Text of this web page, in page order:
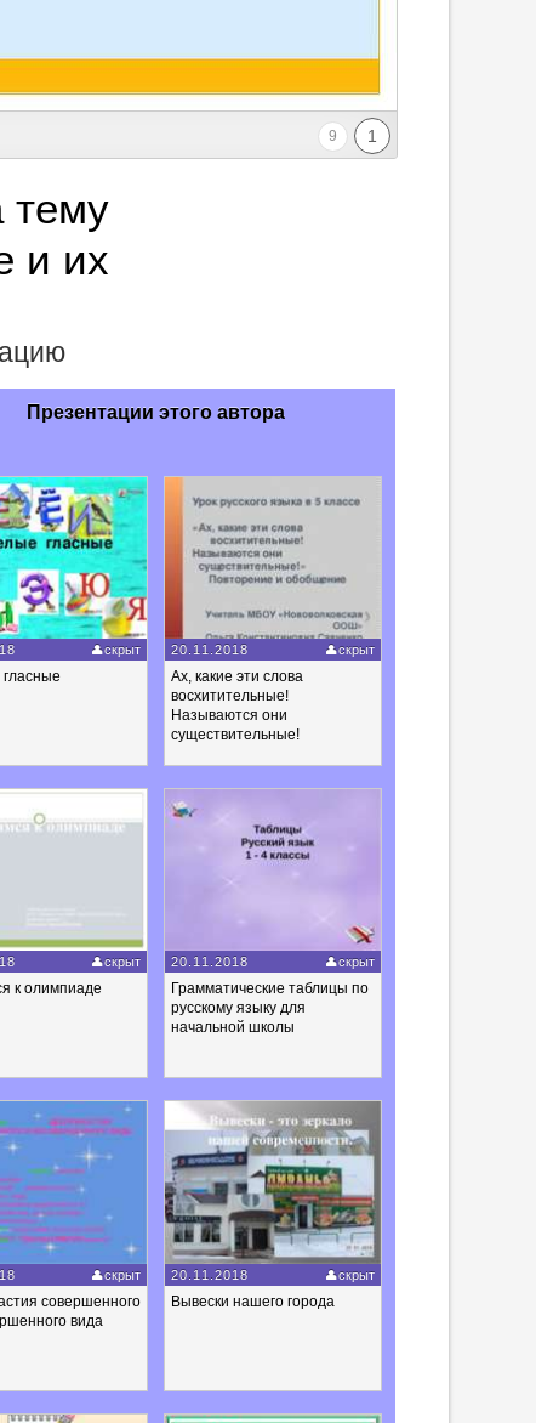
1
9
тему
и их
Презентации этого автора
скрыт 20.11.2018 скрыт
Ах, какие эти слова
восхитительные!
Называются они
существительные!
скрыт
к олимпиаде
20.11.2018 скрыт
Грамматические таблицы по
русскому языку для
начальной школы
скрыт
совершенного
вида
20.11.2018 скрыт
Вывески нашего города